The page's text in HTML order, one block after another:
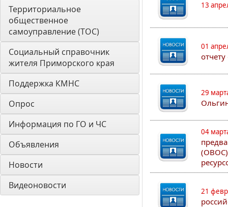
Территориальное
общественное
самоуправление (ТОС)
Социальный справочник
жителя Приморского края
Поддержка КМНС
Опрос
Информация по ГО и ЧС
Объявления
Новости
Видеоновости
13
01
29
04
21